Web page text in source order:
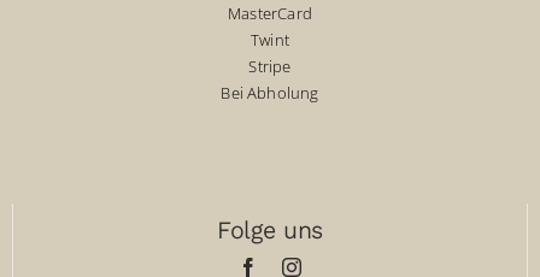
MasterCard
Twint
Stripe
Bei Abholung
Folge uns